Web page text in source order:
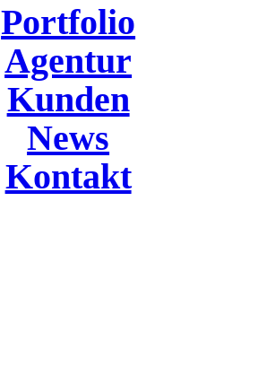
Portfolio
Agentur
Kunden
News
Kontakt